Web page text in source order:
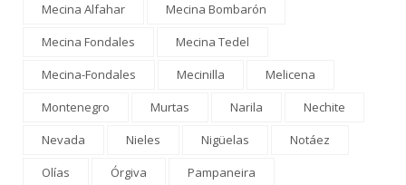
Mecina Alfahar
Mecina Bombarón
Mecina Fondales
Mecina Tedel
Mecina-Fondales
Mecinilla
Melicena
Montenegro
Murtas Narila
Nechite
Nevada
Nieles Nigüelas
Notáez
Olías
Órgiva
Pampaneira